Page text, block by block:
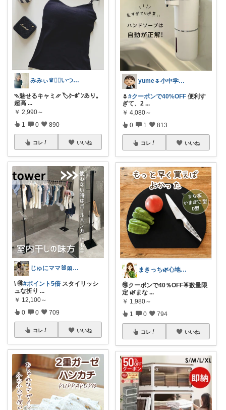
みみぃ♛👯‍♀️いつもありがとう🎪
⳹魅せるキャミ⳼ 🏷️ｸｰﾎﾟﾝあり。
超高 ...
￥ 2,990～
1 0 890
コレ いいね
じゅにママ🐰🎀2yboyワーママ
\ 🉐#ポイント5倍 スタイリッシ
ュな折り ...
￥ 12,100～
0 0 709
コレ いいね
yume🌷小中学生ママ&家事グッズ
🌷#クーポンで40%OFF 便利す
ぎて、2 ...
￥ 4,080～
0 1 813
コレ いいね
まきっち🌿心地よい暮らし🌿
🉐クーポンで40％OFF🌟数量限
定 🌿まな ...
￥ 1,980～
1 0 794
コレ いいね